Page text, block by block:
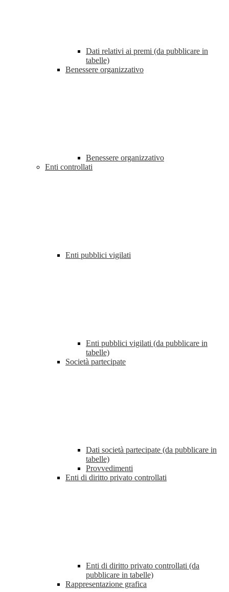
Dati relativi ai premi (da pubblicare in
tabelle)
Benessere organizzativo
Benessere organizzativo
Enti controllati
Enti pubblici vigilati
Enti pubblici vigilati (da pubblicare in
tabelle)
Società partecipate
Dati società partecipate (da pubblicare in
tabelle)
Provvedimenti
Enti di diritto privato controllati
Enti di diritto privato controllati (da
pubblicare in tabelle)
Rappresentazione grafica